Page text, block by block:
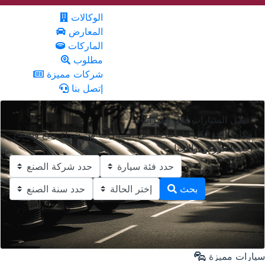
الوكالات
المعارض
الماركات
مطلوب
شركات مميزة
إتصل بنا
افضل السيارات لكل الميزانيات
مكان واحد لكل ما تحتاجه عن السيارات من شراء وبيع وتصفح
أجدد العروض والأخبار
بحث
سيارات مميزة